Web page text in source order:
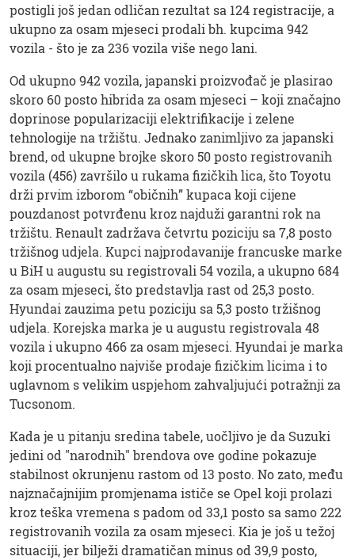
postigli još jedan odličan rezultat sa 124 registracije, a
ukupno za osam mjeseci prodali bh. kupcima 942
vozila - što je za 236 vozila više nego lani.
Od ukupno 942 vozila, japanski proizvođač je plasirao
skoro 60 posto hibrida za osam mjeseci – koji značajno
doprinose popularizaciji elektrifikacije i zelene
tehnologije na tržištu. Jednako zanimljivo za japanski
brend, od ukupne brojke skoro 50 posto registrovanih
vozila (456) završilo u rukama fizičkih lica, što Toyotu
drži prvim izborom “običnih” kupaca koji cijene
pouzdanost potvrđenu kroz najduži garantni rok na
tržištu. Renault zadržava četvrtu poziciju sa 7,8 posto
tržišnog udjela. Kupci najprodavanije francuske marke
u BiH u augustu su registrovali 54 vozila, a ukupno 684
za osam mjeseci, što predstavlja rast od 25,3 posto.
Hyundai zauzima petu poziciju sa 5,3 posto tržišnog
udjela. Korejska marka je u augustu registrovala 48
vozila i ukupno 466 za osam mjeseci. Hyundai je marka
koji procentualno najviše prodaje fizičkim licima i to
uglavnom s velikim uspjehom zahvaljujući potražnji za
Tucsonom.
Kada je u pitanju sredina tabele, uočljivo je da Suzuki
jedini od "narodnih" brendova ove godine pokazuje
stabilnost okrunjenu rastom od 13 posto. No zato, među
najznačajnijim promjenama ističe se Opel koji prolazi
kroz teška vremena s padom od 33,1 posto sa samo 222
registrovanih vozila za osam mjeseci. Kia je još u težoj
situaciji, jer bilježi dramatičan minus od 39,9 posto,